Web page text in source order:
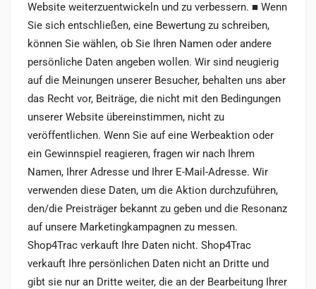
Website weiterzuentwickeln und zu verbessern. ■ Wenn
Sie sich entschließen, eine Bewertung zu schreiben,
können Sie wählen, ob Sie Ihren Namen oder andere
persönliche Daten angeben wollen. Wir sind neugierig
auf die Meinungen unserer Besucher, behalten uns aber
das Recht vor, Beiträge, die nicht mit den Bedingungen
unserer Website übereinstimmen, nicht zu
veröffentlichen. Wenn Sie auf eine Werbeaktion oder
ein Gewinnspiel reagieren, fragen wir nach Ihrem
Namen, Ihrer Adresse und Ihrer E-Mail-Adresse. Wir
verwenden diese Daten, um die Aktion durchzuführen,
den/die Preisträger bekannt zu geben und die Resonanz
auf unsere Marketingkampagnen zu messen.
Shop4Trac verkauft Ihre Daten nicht. Shop4Trac
verkauft Ihre persönlichen Daten nicht an Dritte und
gibt sie nur an Dritte weiter, die an der Bearbeitung Ihrer